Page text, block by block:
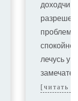
лечусь у
[читать